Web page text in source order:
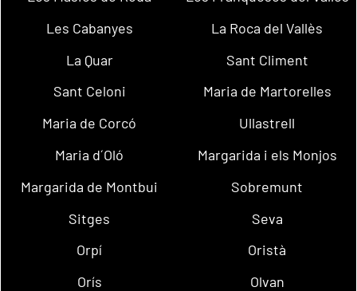
Les Cabanyes
La Roca del Vallès
La Quar
Sant Climent
Sant Celoni
Maria de Martorelles
Maria de Corcó
Ullastrell
Maria d´Oló
Margarida i els Monjos
Margarida de Montbui
Sobremunt
Sitges
Seva
Orpí
Oristà
Orís
Olvan